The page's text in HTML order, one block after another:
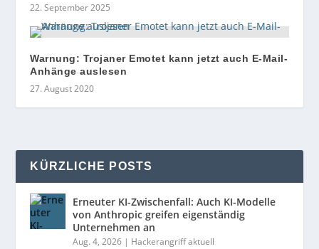
22. September 2025
Warnung: Trojaner Emotet kann jetzt auch E-Mail-
Anhänge auslesen
27. August 2020
KÜRZLICHE POSTS
Erneuter KI-Zwischenfall: Auch KI-Modelle
von Anthropic greifen eigenständig
Unternehmen an
Aug. 4, 2026 | Hackerangriff aktuell